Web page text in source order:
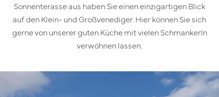
Sonnenterasse aus haben Sie einen einzigartigen Blick
auf den Klein- und Großvenediger. Hier können Sie sich
gerne von unserer guten Küche mit vielen Schmankerln
verwöhnen lassen.